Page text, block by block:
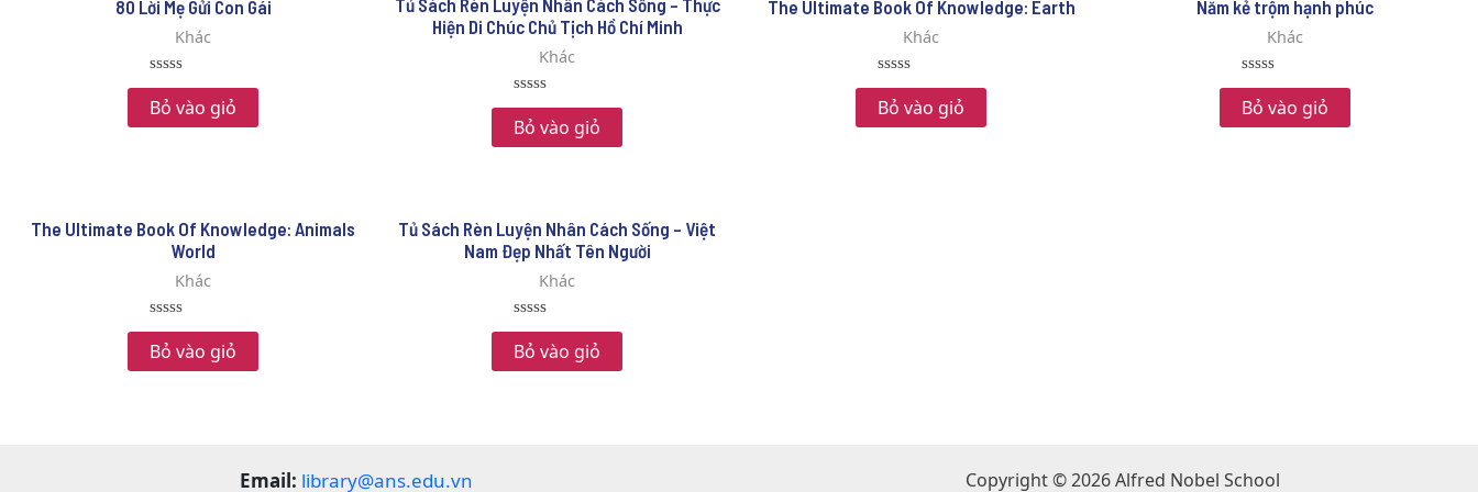
80 Lời Mẹ Gửi Con Gái
Khác
Rated
0
out
of
Bỏ vào giỏ
Tủ Sách Rèn Luyện Nhân Cách Sống – Thực
Hiện Di Chúc Chủ Tịch Hồ Chí Minh
Khác
Rated
0
out
of
Bỏ vào giỏ
The Ultimate Book Of Knowledge: Earth
Khác
Rated
0
out
of
Bỏ vào giỏ
Năm kẻ trộm hạnh phúc
Khác
Rated
0
out
of
Bỏ vào giỏ
The Ultimate Book Of Knowledge: Animals
World
Khác
Rated
0
out
of
Bỏ vào giỏ
Tủ Sách Rèn Luyện Nhân Cách Sống – Việt
Nam Đẹp Nhất Tên Người
Khác
Rated
0
out
of
Bỏ vào giỏ
Email: library@ans.edu.vn Copyright © 2026 Alfred Nobel School